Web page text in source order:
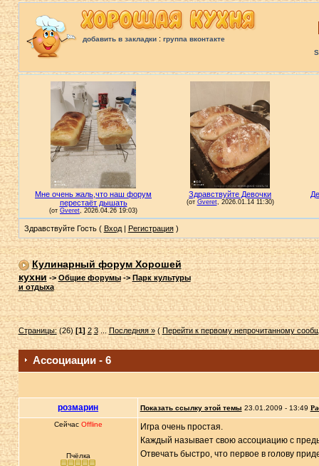
добавить в закладки: группа вконтакте
Здравствуйте Гость ( Вход| Регистрация)
Кулинарный форум Хорошей
кухни->Общие форумы-> Парк культуры
и отдыха
Страницы:(26)[1] 2 3...Последняя »(Перейти к первому непрочитанному
Ассоциации - 6
розмарин Показать ссылку этой темы 23.01.2009 - 13:49
Сейчас Offline
Пчёлка
Игра очень простая.
Каждый называет свою ассоциацию с
Отвечать быстро, что первое в голову